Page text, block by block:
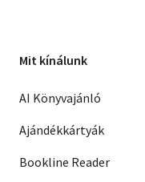
Mit kínálunk
AI Könyvajánló
Ajándékkártyák
Bookline Reader